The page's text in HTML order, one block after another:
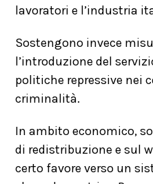
lavoratori e l’industria
Sostengono invece
l’introduzione del
politiche repressive nei
criminalità.
In ambito economico,
di redistribuzione e sul
certo favore verso un